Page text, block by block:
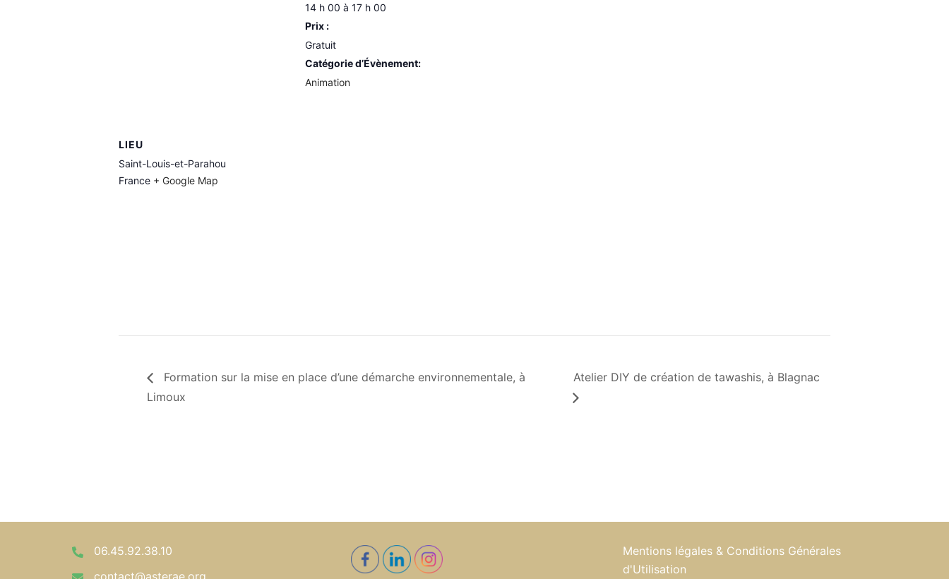
14 h 00 à 17 h 00
Prix :
Gratuit
Catégorie d’Évènement:
Animation
LIEU
Saint-Louis-et-Parahou
France + Google Map
Formation sur la mise en place d’une démarche environnementale, à
Limoux
Atelier DIY de création de tawashis, à Blagnac
06.45.92.38.10
Mentions légales & Conditions Générales
d'Utilisation